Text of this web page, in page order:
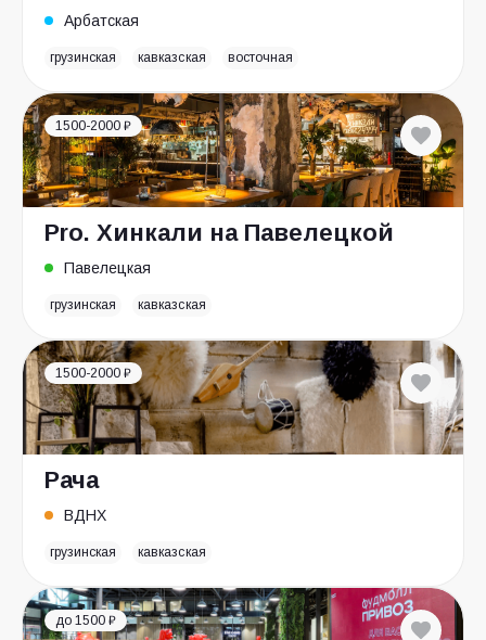
Арбатская
грузинская кавказская восточная
1500-2000 ₽
Pro. Хинкали на Павелецкой
Павелецкая
грузинская кавказская
1500-2000 ₽
Рача
ВДНХ
грузинская кавказская
до 1500 ₽